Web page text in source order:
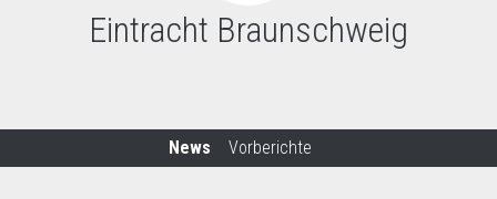
Eintracht Braunschweig
News Vorberichte